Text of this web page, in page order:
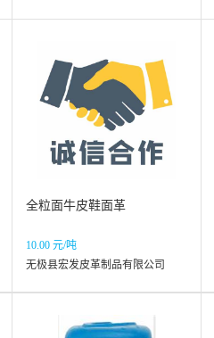
全粒面牛皮鞋面革
10.00 元/吨
无极县宏发皮革制品有限公司